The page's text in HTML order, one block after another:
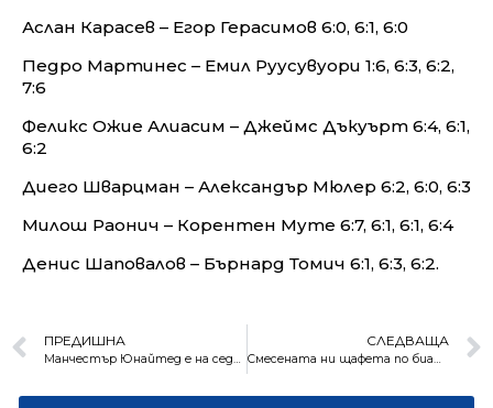
Аслан Карасев – Егор Герасимов 6:0, 6:1, 6:0
Педро Мартинес – Емил Руусувуори 1:6, 6:3, 6:2,
7:6
Феликс Ожие Алиасим – Джеймс Дъкуърт 6:4, 6:1,
6:2
Диего Шварцман – Александър Мюлер 6:2, 6:0, 6:3
Милош Раонич – Корентен Муте 6:7, 6:1, 6:1, 6:4
Денис Шаповалов – Бърнард Томич 6:1, 6:3, 6:2.
ПРЕДИШНА
Манчестър Юнайтед е на седми пореден четвъртфинал в Англия
СЛЕДВАЩА
Смесената ни щафета по биатлон с рекордно класиране на Световното